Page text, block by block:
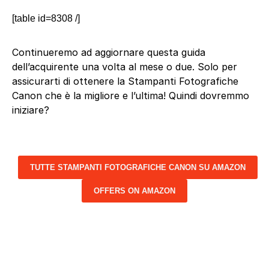
[table id=8308 /]
Continueremo ad aggiornare questa guida
dell’acquirente una volta al mese o due. Solo per
assicurarti di ottenere la Stampanti Fotografiche
Canon che è la migliore e l’ultima! Quindi dovremmo
iniziare?
TUTTE STAMPANTI FOTOGRAFICHE CANON SU AMAZON
OFFERS ON AMAZON